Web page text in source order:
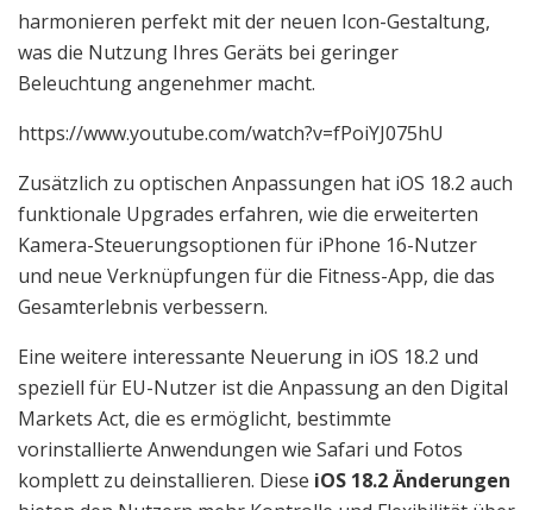
harmonieren perfekt mit der neuen Icon-Gestaltung,
was die Nutzung Ihres Geräts bei geringer
Beleuchtung angenehmer macht.
https://www.youtube.com/watch?v=fPoiYJ075hU
Zusätzlich zu optischen Anpassungen hat iOS 18.2 auch
funktionale Upgrades erfahren, wie die erweiterten
Kamera-Steuerungsoptionen für iPhone 16-Nutzer
und neue Verknüpfungen für die Fitness-App, die das
Gesamterlebnis verbessern.
Eine weitere interessante Neuerung in iOS 18.2 und
speziell für EU-Nutzer ist die Anpassung an den Digital
Markets Act, die es ermöglicht, bestimmte
vorinstallierte Anwendungen wie Safari und Fotos
komplett zu deinstallieren. Diese iOS 18.2 Änderungen